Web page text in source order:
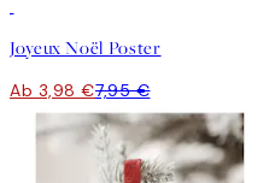
Joyeux Noël Poster
Ab 3,98 €7,95 €